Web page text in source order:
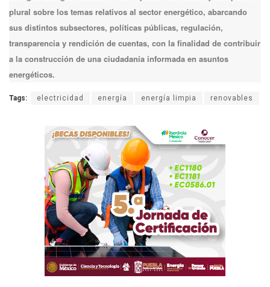
plural sobre los temas relativos al sector energético, abarcando
sus distintos subsectores, políticas públicas, regulación,
transparencia y rendición de cuentas, con la finalidad de contribuir
a la construcción de una ciudadanía informada en asuntos
energéticos.
Tags: electricidad energía energía limpia renovables